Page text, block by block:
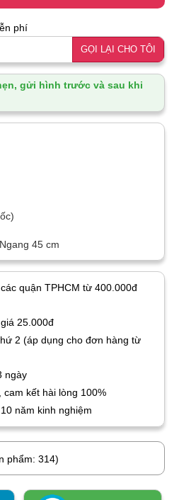
phí
GỌI LẠI CHO TÔI
gửi hình trước và sau khi
45 cm
quận TPHCM từ 400.000đ
25.000đ
2 (áp dụng cho đơn hàng từ
ngày
kết hài lòng 100%
năm kinh nghiệm
phẩm: 314)